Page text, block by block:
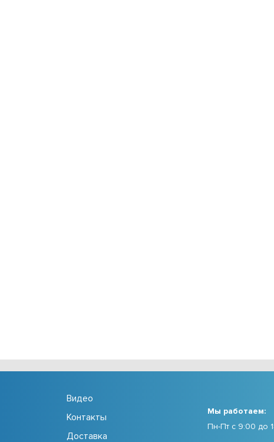
Видео
Контакты
Доставка
Мы работаем:
Пн-Пт с 9:00 до